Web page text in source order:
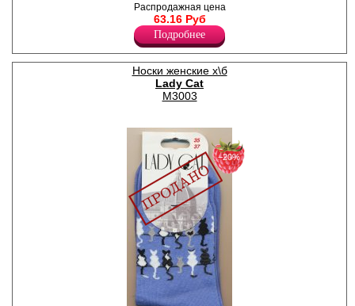
Носки женские классические,
с принтом "кошки".
Лайкра 3%
Полиамид 22%
Хлопок 75%
Распродажная цена
63.16 Руб
Подробнее
Носки женские х\б
Lady Cat
М3003
−20%